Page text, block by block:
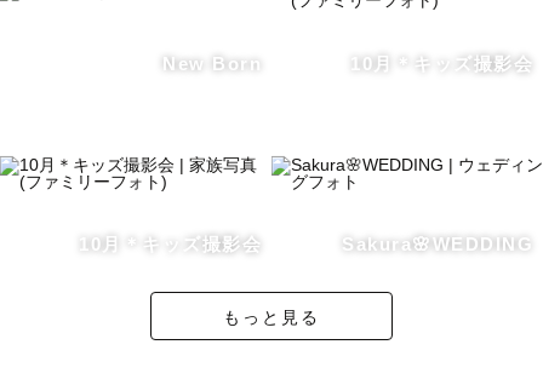
カメラマンに撮ってもらうのが初めての方、写真を撮られ
るのは緊張するという方でもご安心ください。
ゲスト様が楽しく撮影ができるよう心掛けております！
New Born 10月＊キッズ撮影会
10月＊キッズ撮影会 Sakura🌸WEDDING
もっと見る